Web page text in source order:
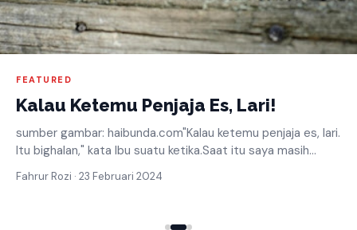
FEATURED
Kalau Ketemu Penjaja Es, Lari!
sumber gambar: haibunda.com"Kalau ketemu penjaja es, lari.
Itu bighalan," kata Ibu suatu ketika.Saat itu saya masih
dudu…
Fahrur Rozi · 23 Februari 2024